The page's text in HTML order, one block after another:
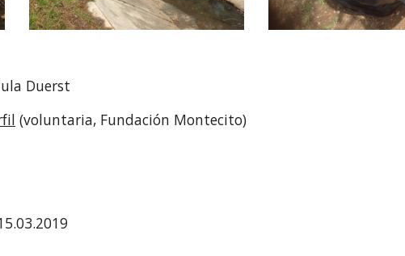
Duerst
(voluntaria, Fundación Montecito)